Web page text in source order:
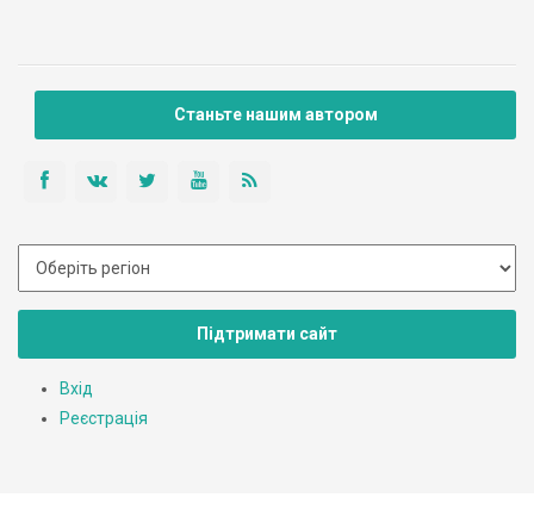
Станьте нашим автором
Підтримати сайт
Вхід
Реєстрація